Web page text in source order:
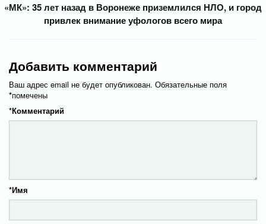
«МК»: 35 лет назад в Воронеже приземлился НЛО, и город
привлек внимание уфологов всего мира
Добавить комментарий
Ваш адрес email не будет опубликован. Обязательные поля
помечены
*
Комментарий
*
Имя
*